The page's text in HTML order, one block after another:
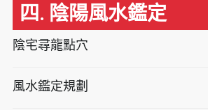
四. 陰陽風水鑑定
陰宅尋龍點穴
風水鑑定規劃